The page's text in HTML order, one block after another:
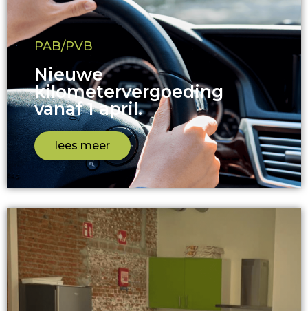
PAB/PVB
Nieuwe
kilometervergoeding
vanaf 1 april.
lees meer